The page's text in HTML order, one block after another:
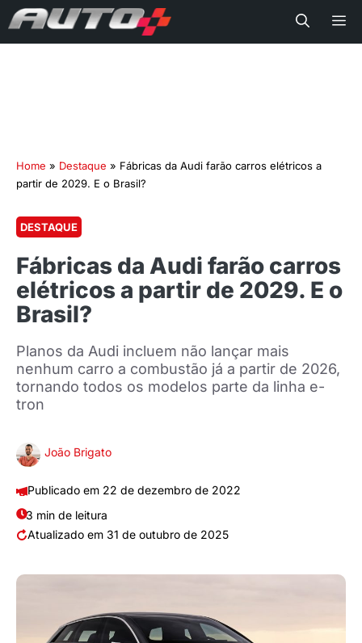
Home » Destaque » Fábricas da Audi farão carros elétricos a
partir de 2029. E o Brasil?
DESTAQUE
Fábricas da Audi farão carros
elétricos a partir de 2029. E o
Brasil?
Planos da Audi incluem não lançar mais
nenhum carro a combustão já a partir de 2026,
tornando todos os modelos parte da linha e-
tron
João Brigato
22 de dezembro de 2022
3 min de leitura
31 de outubro de 2025